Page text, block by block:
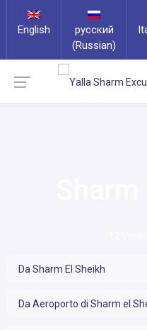
English
русский
(Russian)